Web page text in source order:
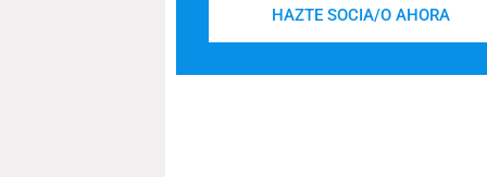
HAZTE SOCIA/O AHORA